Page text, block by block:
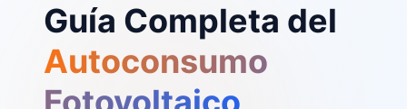
Guía Completa del
Autoconsumo